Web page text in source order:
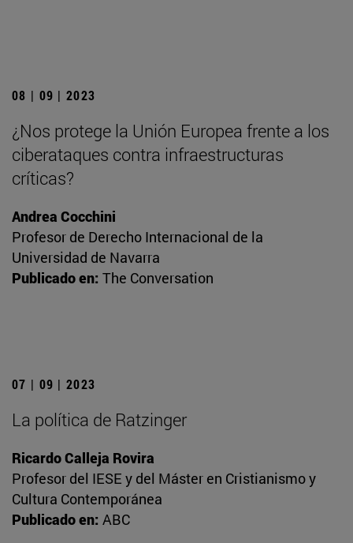
08 | 09 | 2023
¿Nos protege la Unión Europea frente a los
ciberataques contra infraestructuras
críticas?
Andrea Cocchini
Profesor de Derecho Internacional de la
Universidad de Navarra
Publicado en: The Conversation
07 | 09 | 2023
La política de Ratzinger
Ricardo Calleja Rovira
Profesor del IESE y del Máster en Cristianismo y
Cultura Contemporánea
Publicado en: ABC